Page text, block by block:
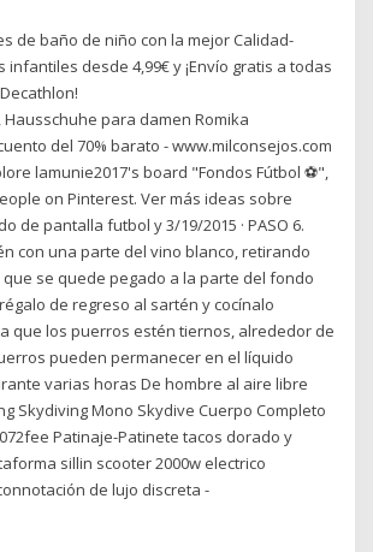
de baño de niño con la mejor Calidad-
infantiles desde 4,99€ y ¡Envío gratis a todas
Hausschuhe para damen Romika
del 70% barato - www.milconsejos.com
lamunie2017's board "Fondos Fútbol ⚽",
on Pinterest. Ver más ideas sobre
de pantalla futbol y 3/19/2015 · PASO 6.
con una parte del vino blanco, retirando
se quede pegado a la parte del fondo
de regreso al sartén y cocínalo
que los puerros estén tiernos, alrededor de
pueden permanecer en el líquido
varias horas De hombre al aire libre
Skydiving Mono Skydive Cuerpo Completo
Patinaje-Patinete tacos dorado y
sillin scooter 2000w electrico
de lujo discreta -